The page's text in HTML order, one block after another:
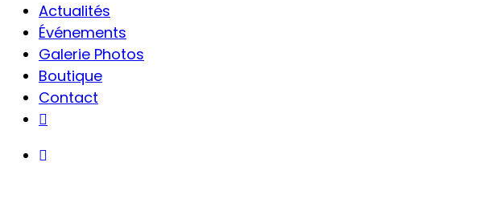
Actualités
Événements
Galerie Photos
Boutique
Contact